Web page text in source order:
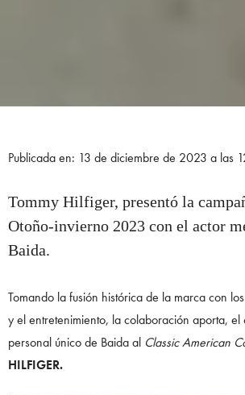
Publicada en: 13 de diciembre de 2023 a las
Tommy Hilfiger, presentó la
Otoño-invierno 2023 con el actor
Baida.
Tomando la fusión histórica de la marca con
y el entretenimiento, la colaboración aporta, el
personal único de Baida al Classic American
HILFIGER.